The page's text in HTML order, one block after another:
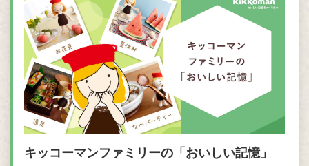
キッコーマンファミリーの「おいしい記憶」